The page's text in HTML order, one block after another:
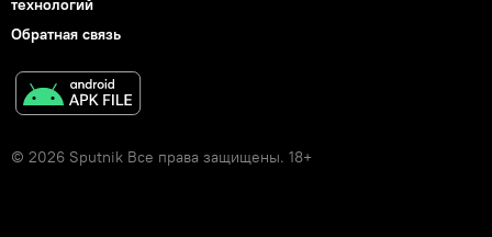
технологий
Обратная связь
© 2026 Sputnik Все права защищены. 18+